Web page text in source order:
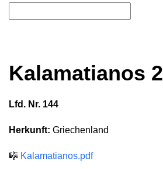
Kalamatianos 2
Lfd. Nr. 144
Herkunft: Griechenland
🎼 Kalamatianos.pdf